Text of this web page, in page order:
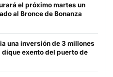
el próximo martes un
al Bronce de Bonanza
una inversión de 3 millones
exento del puerto de